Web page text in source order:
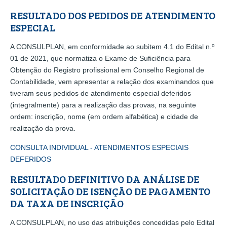
RESULTADO DOS PEDIDOS DE ATENDIMENTO
ESPECIAL
A CONSULPLAN, em conformidade ao subitem 4.1 do Edital n.º
01 de 2021, que normatiza o Exame de Suficiência para
Obtenção do Registro profissional em Conselho Regional de
Contabilidade, vem apresentar a relação dos examinandos que
tiveram seus pedidos de atendimento especial deferidos
(integralmente) para a realização das provas, na seguinte
ordem: inscrição, nome (em ordem alfabética) e cidade de
realização da prova.
CONSULTA INDIVIDUAL - ATENDIMENTOS ESPECIAIS
DEFERIDOS
RESULTADO DEFINITIVO DA ANÁLISE DE
SOLICITAÇÃO DE ISENÇÃO DE PAGAMENTO
DA TAXA DE INSCRIÇÃO
A CONSULPLAN, no uso das atribuições concedidas pelo Edital